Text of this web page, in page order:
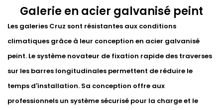
Galerie en acier galvanisé peint
Les galeries Cruz sont résistantes aux conditions
climatiques grâce à leur conception en acier galvanisé
peint. Le système novateur de fixation rapide des traverses
sur les barres longitudinales permettent de réduire le
temps d'installation. Sa conception offre aux
professionnels un système sécurisé pour la charge et le